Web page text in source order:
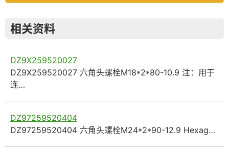
相关资料
DZ9X259520027
DZ9X259520027 六角头螺栓M18*2*80-10.9 注：用于
连…
DZ97259520404
DZ97259520404 六角头螺栓M24*2*90-12.9 Hexag…